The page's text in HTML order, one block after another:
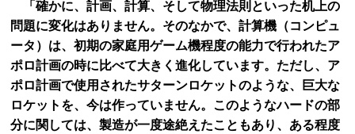
「確かに、計画、計算、そして物理法則といった机上の
問題に変化はありません。そのなかで、計算機（コンピュ
ータ）は、初期の家庭用ゲーム機程度の能力で行われたア
ポロ計画の時に比べて大きく進化しています。ただし、ア
ポロ計画で使用されたサターンロケットのような、巨大な
ロケットを、今は作っていません。このようなハードの部
分に関しては、製造が一度途絶えたこともあり、ある程度